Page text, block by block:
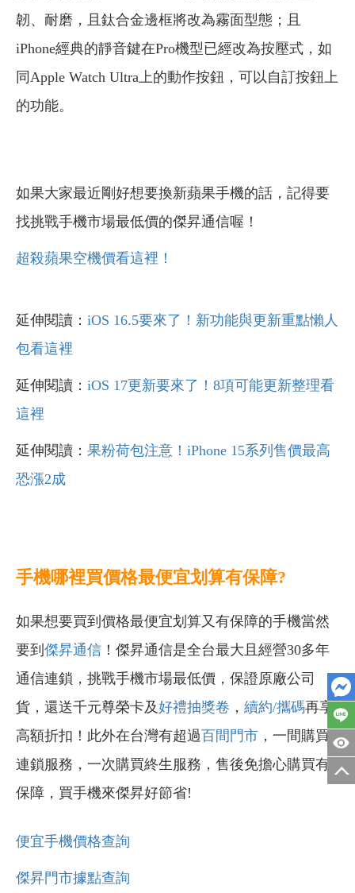
韌、耐磨，且鈦合金邊框將改為霧面型態；且
iPhone經典的靜音鍵在Pro機型已經改為按壓式，如
同Apple Watch Ultra上的動作按鈕，可以自訂按鈕上
的功能。
如果大家最近剛好想要換新蘋果手機的話，記得要
找挑戰手機市場最低價的傑昇通信喔！
超殺蘋果空機價看這裡！
延伸閱讀： iOS 16.5要來了！新功能與更新重點懶人
包看這裡
延伸閱讀： iOS 17更新要來了！8項可能更新整理看
這裡
延伸閱讀： 果粉荷包注意！iPhone 15系列售價最高
恐漲2成
手機哪裡買價格最便宜划算有保障?
如果想要買到價格最便宜划算又有保障的手機當然
要到 傑昇通信 ！傑昇通信是全台最大且經營30多年
通信連鎖，挑戰手機市場最低價，保證原廠公司
貨，還送千元尊榮卡及好禮抽獎卷 ， 續約/攜碼再享
高額折扣！此外在台灣有超過百間門市 ，一間購買
連鎖服務，一次購買終生服務，售後免擔心購買有
保障，買手機來傑昇好節省!
便宜手機價格查詢
傑昇門市據點查詢